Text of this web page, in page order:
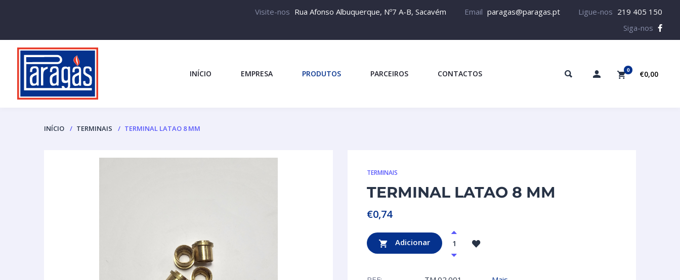
Visite-nos Rua Afonso Albuquerque, Nº7 A-B, Sacavém Email paragas@paragas.pt Ligue-nos 219 405 150
Siga-nos
INÍCIO EMPRESA PRODUTOS PARCEIROS CONTACTOS 0 €0,00
INÍCIO TERMINAIS TERMINAL LATAO 8 MM
TERMINAIS
TERMINAL LATAO 8 MM
€0,74
Adicionar